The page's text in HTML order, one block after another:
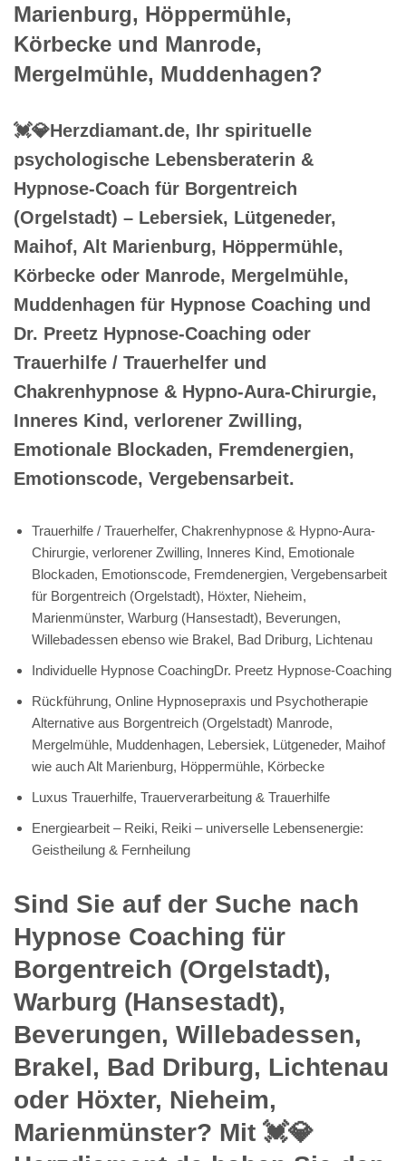
Marienburg, Höppermühle,
Körbecke und Manrode,
Mergelmühle, Muddenhagen?
💓️💎Herzdiamant.de, Ihr spirituelle
psychologische Lebensberaterin &
Hypnose-Coach für Borgentreich
(Orgelstadt) – Lebersiek, Lütgeneder,
Maihof, Alt Marienburg, Höppermühle,
Körbecke oder Manrode, Mergelmühle,
Muddenhagen für Hypnose Coaching und
Dr. Preetz Hypnose-Coaching oder
Trauerhilfe / Trauerhelfer und
Chakrenhypnose & Hypno-Aura-Chirurgie,
Inneres Kind, verlorener Zwilling,
Emotionale Blockaden, Fremdenergien,
Emotionscode, Vergebensarbeit.
Trauerhilfe / Trauerhelfer, Chakrenhypnose & Hypno-Aura-
Chirurgie, verlorener Zwilling, Inneres Kind, Emotionale
Blockaden, Emotionscode, Fremdenergien, Vergebensarbeit
für Borgentreich (Orgelstadt), Höxter, Nieheim,
Marienmünster, Warburg (Hansestadt), Beverungen,
Willebadessen ebenso wie Brakel, Bad Driburg, Lichtenau
Individuelle Hypnose CoachingDr. Preetz Hypnose-Coaching
Rückführung, Online Hypnosepraxis und Psychotherapie
Alternative aus Borgentreich (Orgelstadt) Manrode,
Mergelmühle, Muddenhagen, Lebersiek, Lütgeneder, Maihof
wie auch Alt Marienburg, Höppermühle, Körbecke
Luxus Trauerhilfe, Trauerverarbeitung & Trauerhilfe
Energiearbeit – Reiki, Reiki – universelle Lebensenergie:
Geistheilung & Fernheilung
Sind Sie auf der Suche nach
Hypnose Coaching für
Borgentreich (Orgelstadt),
Warburg (Hansestadt),
Beverungen, Willebadessen,
Brakel, Bad Driburg, Lichtenau
oder Höxter, Nieheim,
Marienmünster? Mit 💓️💎